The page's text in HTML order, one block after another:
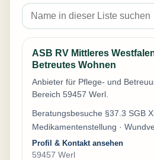
ASB RV Mittleres
Betreutes Wohnen
Anbieter für Pflege- und
Bereich 59457 Werl.
Beratungsbesuche §37.3 SGB
Medikamentenstellung ·
Profil & Kontakt ansehen
59457 Werl